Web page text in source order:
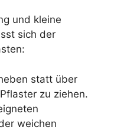
und kleine
sich der
statt über
zu ziehen.
weichen